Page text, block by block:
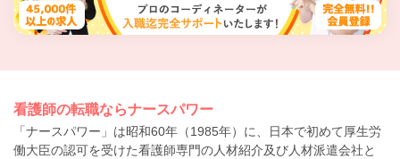
看護師の転職ならナースパワー
「ナースパワー」は昭和60年（1985年）に、日本で初めて厚生労
働大臣の認可を受けた看護師専門の人材紹介及び人材派遣会社と